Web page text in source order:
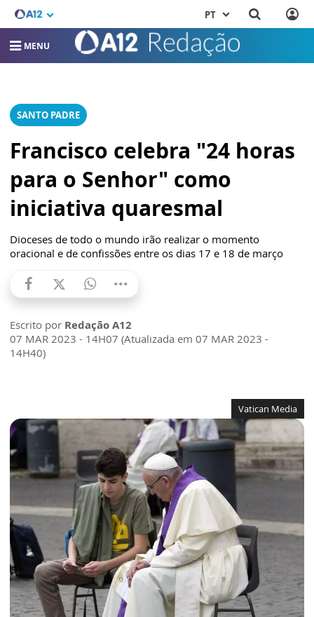
PT
MENU
SANTO PADRE
Francisco celebra "24 horas
para o Senhor" como
iniciativa quaresmal
Dioceses de todo o mundo irão realizar o momento
oracional e de confissões entre os dias 17 e 18 de março
Escrito por Redação A12
07 MAR 2023 - 14H07 (Atualizada em 07 MAR 2023 -
14H40)
Vatican Media